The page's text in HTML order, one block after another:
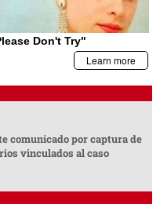
comunicado por captura de
vinculados al caso